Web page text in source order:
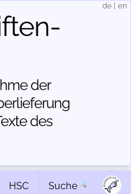
der
des
de en
HSC Suche